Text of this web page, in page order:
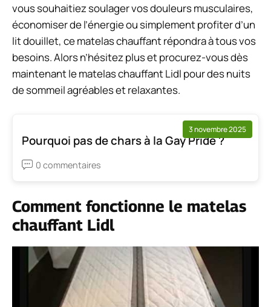
vous souhaitiez soulager vos douleurs musculaires,
économiser de l’énergie ou simplement profiter d’un
lit douillet, ce matelas chauffant répondra à tous vos
besoins. Alors n’hésitez plus et procurez-vous dès
maintenant le matelas chauffant Lidl pour des nuits
de sommeil agréables et relaxantes.
3 novembre 2025
Pourquoi pas de chars à la Gay Pride ?
0 commentaires
Comment fonctionne le matelas
chauffant Lidl